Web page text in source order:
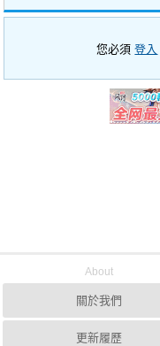
您必須登入
About
關於我們
更新履歷